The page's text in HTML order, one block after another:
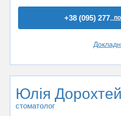
+38 (095) 277..
Юлія Дорохтей
стоматолог